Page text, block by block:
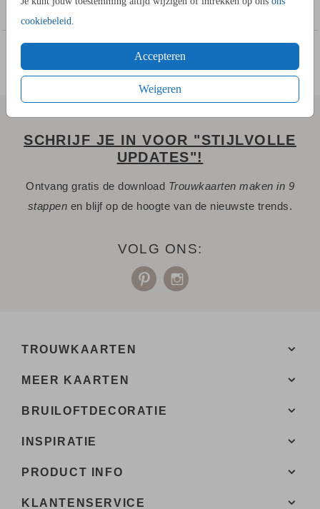
cookiebeleid.
Accepteren
Weigeren
OVER HET TOUWTJE
Een touwtje is optioneel en extra bij de kerstkaarten te
bestellen. Je kunt bij je proefdruk een bosje
bestellen
zodat je thuis kunt kijken hoe dit kerstkaartje met touwtje er uit
- Ga naar de kaartopmaker om een stijlvol ontwerp te maken.
- Je kunt gebruik maken van onze uitgebreide beeldbank.
- Bewaar het ontwerp in je account. Je kunt later verder
werken.
- Tijdens het bestellen kies je uit meerdere formaten,
verschillende papiersoorten en één van de 20+ kleuren
graag.
SCHRIJF JE IN VOOR "STIJLVOLLE
UPDATES"!
Ontvang gratis de download Trouwkaarten maken in 9
stappen en blijf op de hoogte van de nieuwste trends.
VOLG ONS:
TROUWKAARTEN
MEER KAARTEN
BRUILOFTDECORATIE
INSPIRATIE
PRODUCT INFO
KLANTENSERVICE